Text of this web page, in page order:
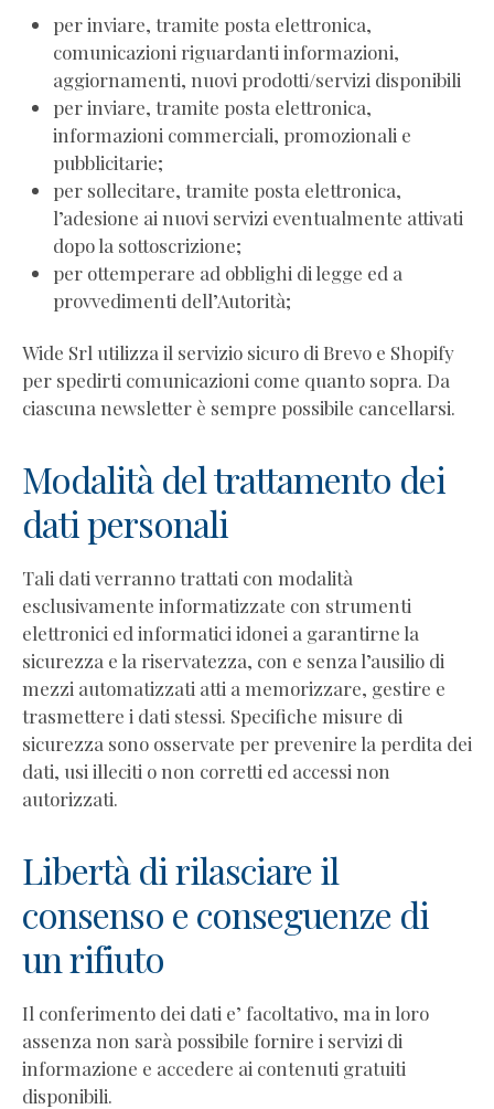
coaching
Legge
e
coaching
Differenze
tra
coaching,
mentoring
terapia
vs
mentoring,
consulenza
discipline
UNI
Codice
Etico
Globale
Il
processo
di
coaching
Tipi
di
Competenze
coach
(AICP)
Errori
comuni
dei
coach
per inviare, tramite posta elettronica,
comunicazioni riguardanti informazioni,
aggiornamenti, nuovi prodotti/servizi disponibili
per inviare, tramite posta elettronica,
informazioni commerciali, promozionali e
pubblicitarie;
per sollecitare, tramite posta elettronica,
l’adesione ai nuovi servizi eventualmente attivati
dopo la sottoscrizione;
per ottemperare ad obblighi di legge ed a
provvedimenti dell’Autorità;
Wide Srl utilizza il servizio sicuro di Brevo e Shopify
per spedirti comunicazioni come quanto sopra. Da
ciascuna newsletter è sempre possibile cancellarsi.
Modalità del trattamento dei
dati personali
Tali dati verranno trattati con modalità
esclusivamente informatizzate con strumenti
elettronici ed informatici idonei a garantirne la
sicurezza e la riservatezza, con e senza l’ausilio di
mezzi automatizzati atti a memorizzare, gestire e
trasmettere i dati stessi. Specifiche misure di
sicurezza sono osservate per prevenire la perdita dei
dati, usi illeciti o non corretti ed accessi non
autorizzati.
Libertà di rilasciare il
consenso e conseguenze di
un rifiuto
Il conferimento dei dati e’ facoltativo, ma in loro
assenza non sarà possibile fornire i servizi di
informazione e accedere ai contenuti gratuiti
disponibili.